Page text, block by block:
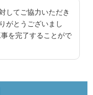
してご協力いただき
がとうございまし
を完了することがで